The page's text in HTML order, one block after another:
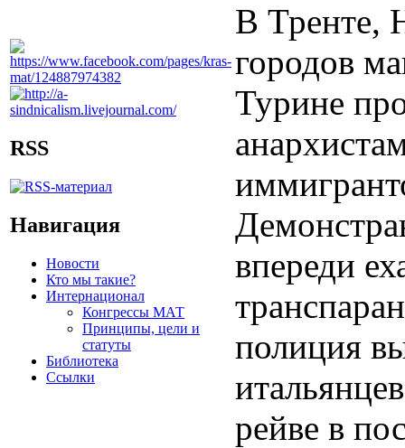
RSS
Навигация
Новости
Кто мы такие?
Интернационал
Конгрессы МАТ
Принципы, цели и
статуты
Библиотека
Ссылки
В Тренте,
городов
Турине
впереди
полиция
рейве в